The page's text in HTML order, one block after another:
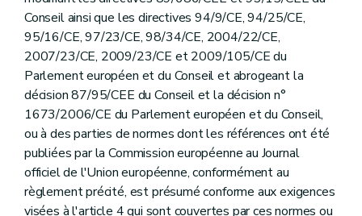
Conseil ainsi que les directives 94/9/CE, 94/25/CE,
95/16/CE, 97/23/CE, 98/34/CE, 2004/22/CE,
2007/23/CE, 2009/23/CE et 2009/105/CE du
Parlement européen et du Conseil et abrogeant la
décision 87/95/CEE du Conseil et la décision n°
1673/2006/CE du Parlement européen et du Conseil,
ou à des parties de normes dont les références ont été
publiées par la Commission européenne au Journal
officiel de l'Union européenne, conformément au
règlement précité, est présumé conforme aux exigences
visées à l'article 4 qui sont couvertes par ces normes ou